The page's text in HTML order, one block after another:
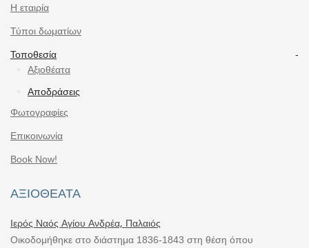
Η εταιρία
Τύποι δωματίων
Τοποθεσία
Αξιοθέατα
Αποδράσεις
Φωτογραφίες
Επικοινωνία
Book Now!
ΑΞΙΟΘΈΑΤΑ
Ιερός Ναός Αγίου Ανδρέα, Παλαιός
Οικοδομήθηκε στο διάστημα 1836-1843 στη θέση όπου